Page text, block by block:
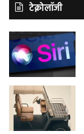
टेक्नोलॉजी